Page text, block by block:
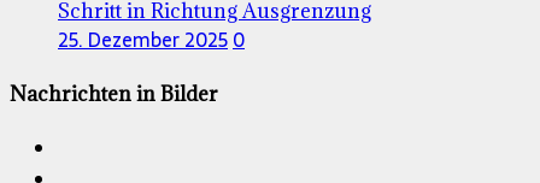
Schritt in Richtung Ausgrenzung
25. Dezember 20250
Nachrichten in Bilder